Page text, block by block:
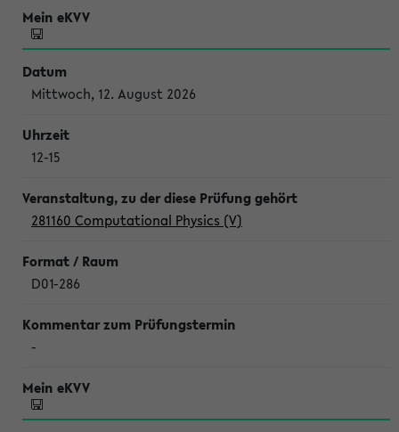
Mittwoch, 12. August 2026
12-15
281160 Computational Physics (V)
D01-286
-